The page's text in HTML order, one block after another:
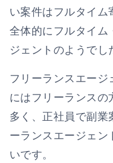
い案件はフルタイム
全体的にフルタイム
ジェントのようでし
フリーランスエー
にはフリーランス
多く、正社員で副業
ーランスエージェン
いです。